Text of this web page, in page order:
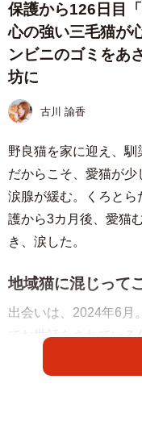
保護から126日目
心の強い三毛猫が
ンビニのゴミをあ
坊に
古川 諭香
野良猫を家に迎え、馴
だからこそ、愛猫が少
涙腺が緩む。くろとら
護から3カ月後、愛猫
き、涙した。
地域猫に混じって
出会いは、2024年6月
てお世話をされてい
ートで、むすびちゃん